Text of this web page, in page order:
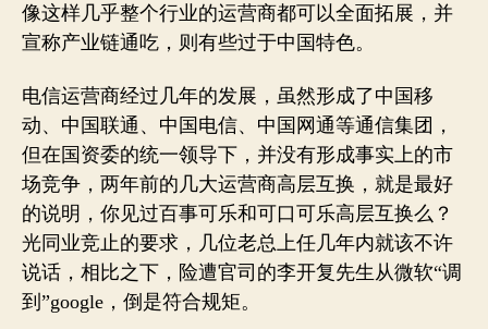
像这样几乎整个行业的运营商都可以全面拓展，并
宣称产业链通吃，则有些过于中国特色。
电信运营商经过几年的发展，虽然形成了中国移
动、中国联通、中国电信、中国网通等通信集团，
但在国资委的统一领导下，并没有形成事实上的市
场竞争，两年前的几大运营商高层互换，就是最好
的说明，你见过百事可乐和可口可乐高层互换么？
光同业竞止的要求，几位老总上任几年内就该不许
说话，相比之下，险遭官司的李开复先生从微软“调
到”google，倒是符合规矩。